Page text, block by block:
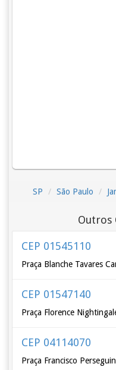
SP São Paulo
Outros
CEP 01545110
Praça Blanche Tavares
CEP 01547140
Praça Florence
CEP 04114070
Praça Francisco Perseguin